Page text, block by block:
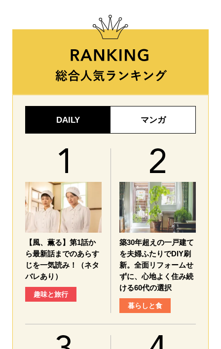
DAILY マンガ
【風、薫る】第1話か
ら最新話までのあらす
じを一気読み！（ネタ
バレあり）
趣味と旅行
築30年超えの一戸建て
を夫婦ふたりでDIY刷
新。全面リフォームせ
ずに、心地よく住み続
ける60代の選択
暮らしと食